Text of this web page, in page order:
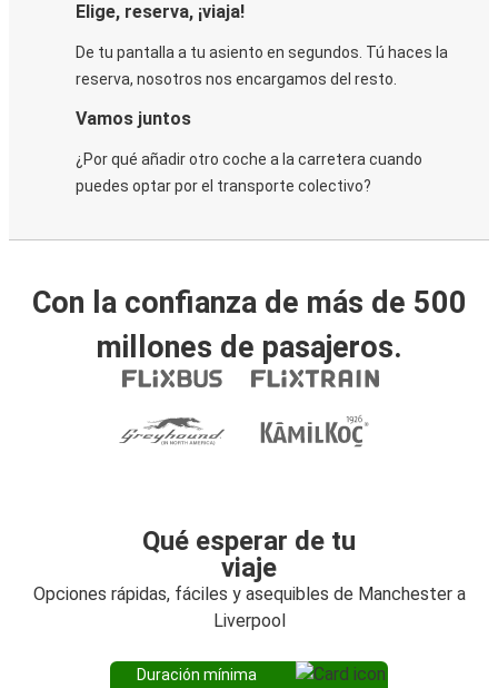
Elige, reserva, ¡viaja!
De tu pantalla a tu asiento en segundos. Tú haces la
reserva, nosotros nos encargamos del resto.
Vamos juntos
¿Por qué añadir otro coche a la carretera cuando
puedes optar por el transporte colectivo?
Con la confianza de más de 500
millones de pasajeros.
Qué esperar de tu
viaje
Opciones rápidas, fáciles y asequibles de Manchester a
Liverpool
Duración mínima